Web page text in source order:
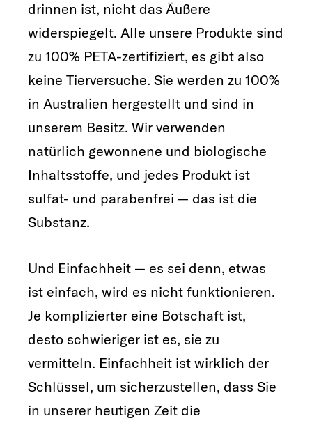
drinnen ist, nicht das Äußere
widerspiegelt. Alle unsere Produkte sind
zu 100% PETA-zertifiziert, es gibt also
keine Tierversuche. Sie werden zu 100%
in Australien hergestellt und sind in
unserem Besitz. Wir verwenden
natürlich gewonnene und biologische
Inhaltsstoffe, und jedes Produkt ist
sulfat- und parabenfrei — das ist die
Substanz.
Und Einfachheit — es sei denn, etwas
ist einfach, wird es nicht funktionieren.
Je komplizierter eine Botschaft ist,
desto schwieriger ist es, sie zu
vermitteln. Einfachheit ist wirklich der
Schlüssel, um sicherzustellen, dass Sie
in unserer heutigen Zeit die